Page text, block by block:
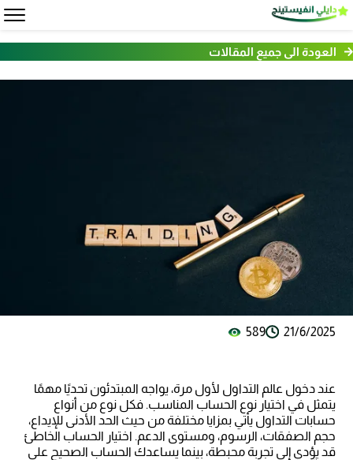
العودة الى جميع المقالات
21/6/2025
589
عند دخول عالم التداول لأول مرة، يواجه المبتدئون تحديًا مهمًا
يتمثل في اختيار نوع الحساب المناسب. فكل نوع من أنواع
حسابات التداول يأتي بمزايا مختلفة من حيث الحد الأدنى للإيداع،
حجم الصفقات، الرسوم، ومستوى الدعم. اختيار الحساب الخاطئ
قد يؤدي إلى تجربة محبطة، بينما يساعدك الحساب الصحيح على